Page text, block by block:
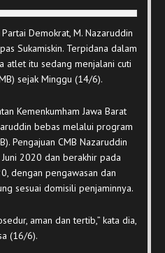
Demokrat, M. Nazaruddin
Sukamiskin. Terpidana dalam
atlet itu sedang menjalani cuti
sejak Minggu (14/6).
Kemenkumham Jawa Barat
bebas melalui program
Pengajuan CMB Nazaruddin
2020 dan berakhir pada
dengan pengawasan dan
sesuai domisili penjaminnya.
aman dan tertib,” kata dia,
(16/6).